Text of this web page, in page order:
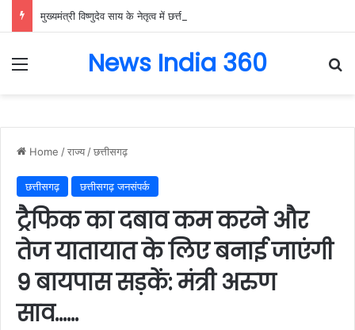
Menu News India 360
Home /राज्य /छत्तीसगढ़
छत्तीसगढ़ छत्तीसगढ़ जनसंपर्क
ट्रैफिक का दबाव कम करने और
तेज यातायात के लिए बनाई जाएंगी
9 बायपास सड़कें: मंत्री अरुण
साव……